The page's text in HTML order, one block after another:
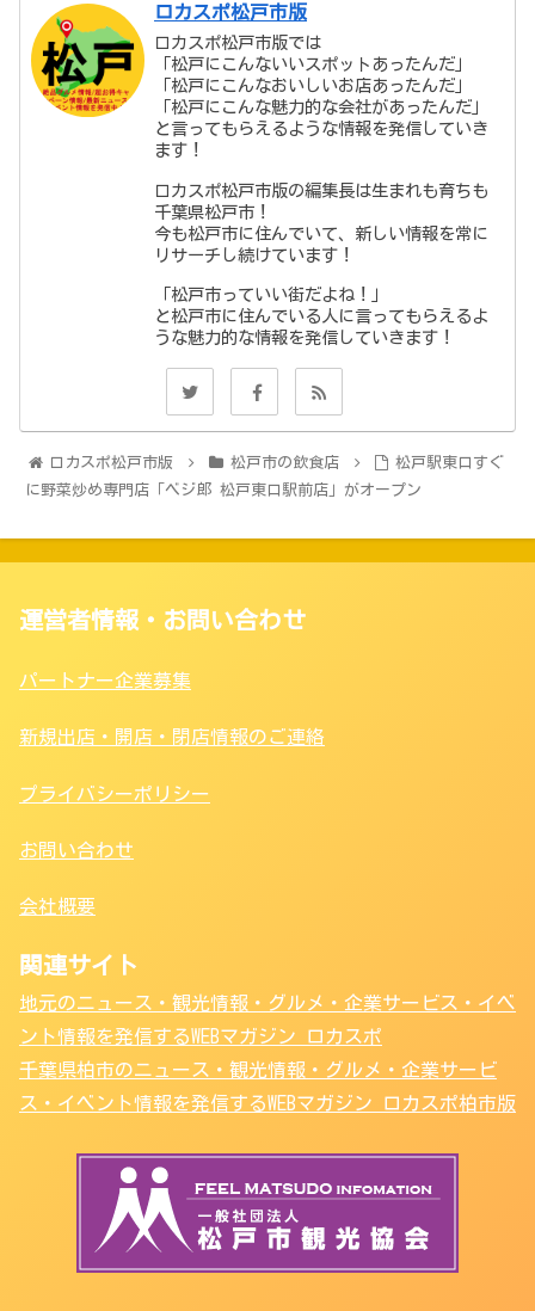
ロカスポ松戸市版
ロカスポ松戸市版では
「松戸にこんないいスポットあったんだ」
「松戸にこんなおいしいお店あったんだ」
「松戸にこんな魅力的な会社があったんだ」
と言ってもらえるような情報を発信していき
ます！
ロカスポ松戸市版の編集長は生まれも育ちも
千葉県松戸市！
今も松戸市に住んでいて、新しい情報を常に
リサーチし続けています！
「松戸市っていい街だよね！」
と松戸市に住んでいる人に言ってもらえるよ
うな魅力的な情報を発信していきます！
ロカスポ松戸市版 松戸市の飲食店
松戸駅東口すぐ
に野菜炒め専門店「ベジ郎 松戸東口駅前店」がオープン
運営者情報・お問い合わせ
パートナー企業募集
新規出店・開店・閉店情報のご連絡
プライバシーポリシー
お問い合わせ
会社概要
関連サイト
地元のニュース・観光情報・グルメ・企業サービス・イベ
ント情報を発信するWEBマガジン ロカスポ
千葉県柏市のニュース・観光情報・グルメ・企業サービ
ス・イベント情報を発信するWEBマガジン ロカスポ柏市版